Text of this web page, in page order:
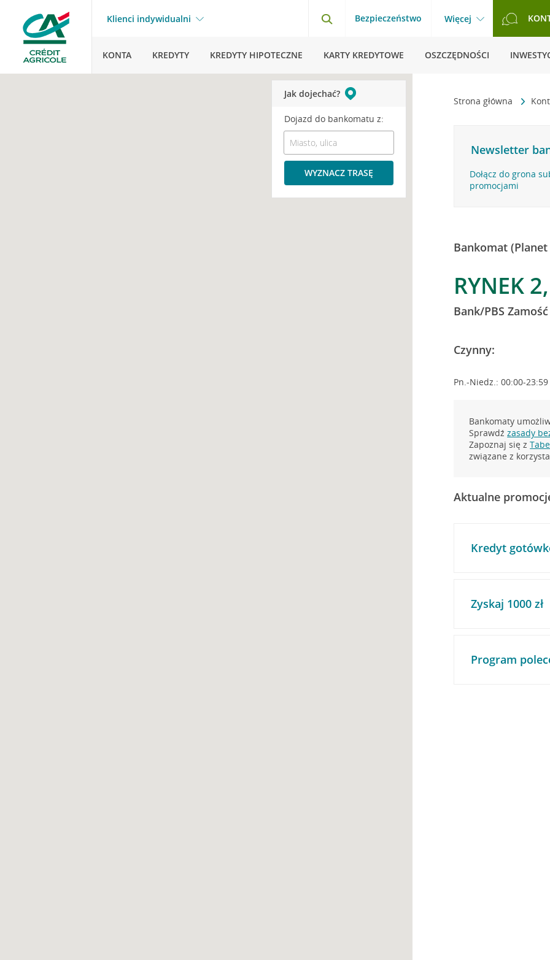
Klienci indywidualni Bezpieczeństwo Więcej
KONTA KREDYTY KREDYTY HIPOTECZNE KARTY KREDYTOWE OSZCZĘDNOŚCI
Strona główna
Newsletter
Dołącz do grona
promocjami
Bankomat (Planet
RYNEK
Bank/PBS Zamość
Czynny:
Pn.-Niedz.: 00:00-23:59
Bankomaty
Sprawdźzasady
Zapoznaj się z
związane z
Aktualne
Kredyt
Zyskaj 1000 zł
Program
Jak dojechać?
Dojazd do bankomatu z:
WYZNACZ TRASĘ